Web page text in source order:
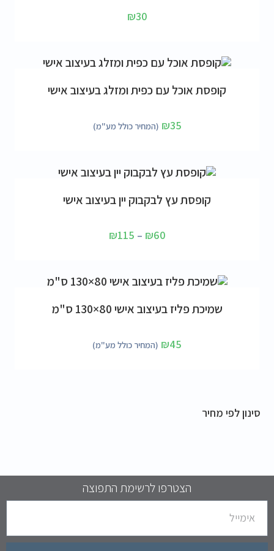
₪30
קופסת אוכל עם כפית ומזלג בעיצוב אישי
₪35 (המחיר כולל מע"מ)
קופסת עץ לבקבוק יין בעיצוב אישי
₪60
–
₪115
שמיכת פליז בעיצוב אישי 80×130 ס"מ
₪45 (המחיר כולל מע"מ)
סינון לפי מחיר
הצטרפו לרשימת התפוצה